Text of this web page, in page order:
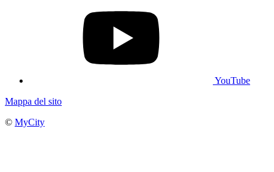
YouTube
Mappa del sito
© MyCity